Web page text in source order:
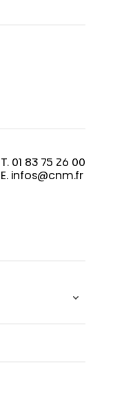
T. 01 83 75 26 00
E. infos@cnm.fr